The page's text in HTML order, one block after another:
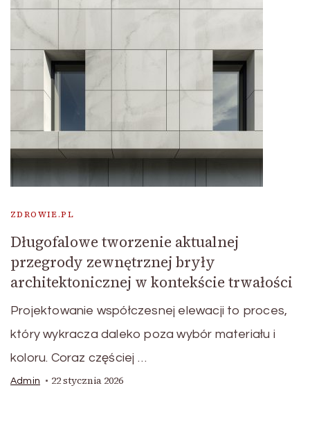
ZDROWIE.PL
Długofalowe tworzenie aktualnej
przegrody zewnętrznej bryły
architektonicznej w kontekście trwałości
Projektowanie współczesnej elewacji to proces,
który wykracza daleko poza wybór materiału i
koloru. Coraz częściej …
Admin 22 stycznia 2026